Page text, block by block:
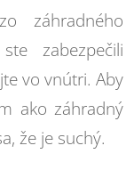
záhradného
zabezpečili
vo vnútri. Aby
ako záhradný
že je suchý.